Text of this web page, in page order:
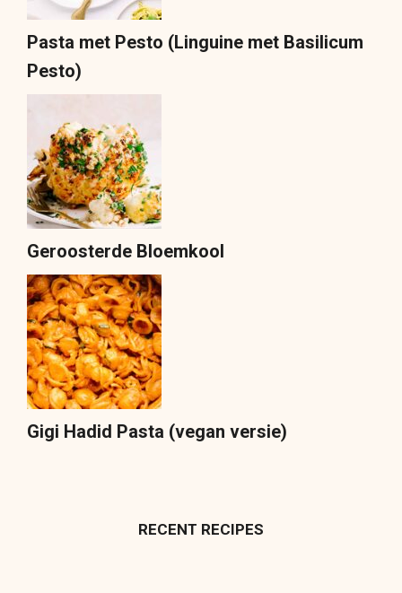
Pasta met Pesto (Linguine met Basilicum
Pesto)
Geroosterde Bloemkool
Gigi Hadid Pasta (vegan versie)
RECENT RECIPES